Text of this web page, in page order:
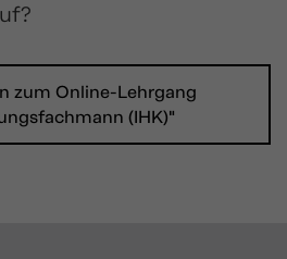
zum Online-Lehrgang
(IHK)"